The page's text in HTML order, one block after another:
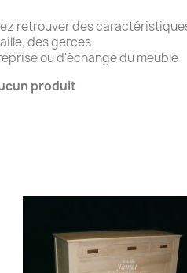
retrouver des
des gerces.
ou d'échange du meuble
produit